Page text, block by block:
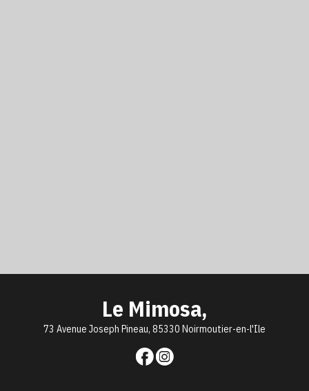
Le Mimosa,
73 Avenue Joseph Pineau, 85330 Noirmoutier-en-l'Ile